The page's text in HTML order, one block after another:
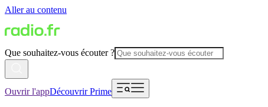
Aller au contenu
Que souhaitez-vous écouter ?
Ouvrir l'appDécouvrir Prime